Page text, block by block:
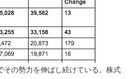
の勢力を伸ばし続けている。株式